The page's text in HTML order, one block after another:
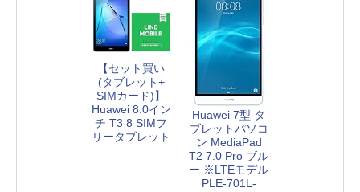
【セット買い
(タブレット+
SIMカード)】
Huawei 8.0イン
チ T3 8 SIMフ
リータブレット
Huawei 7型 タ
ブレットパソコ
ン MediaPad
T2 7.0 Pro ブル
ー ※LTEモデル
PLE-701L-